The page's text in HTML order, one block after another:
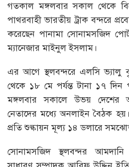
গতকাল মঙ্গলবার সকাল থেকে
পাথরবাহী ভারতীয় ট্রাক বন্দরে
করেছেন পানামা সোনামসজিদ
ম্যানেজার মাইনুল ইসলাম।
এর আগে স্থলবন্দরে এলসি ভ্যালু
থেকে ১৮ মে পর্যন্ত টানা ১৭
মঙ্গলবার সকালে উভয় দেশের
নেতাদের মধ্যে অনলাইন বৈঠক
প্রতি শুল্কায়ন মূল্য ১৪ ডলারে
সোনামসজিদ স্থলবন্দর